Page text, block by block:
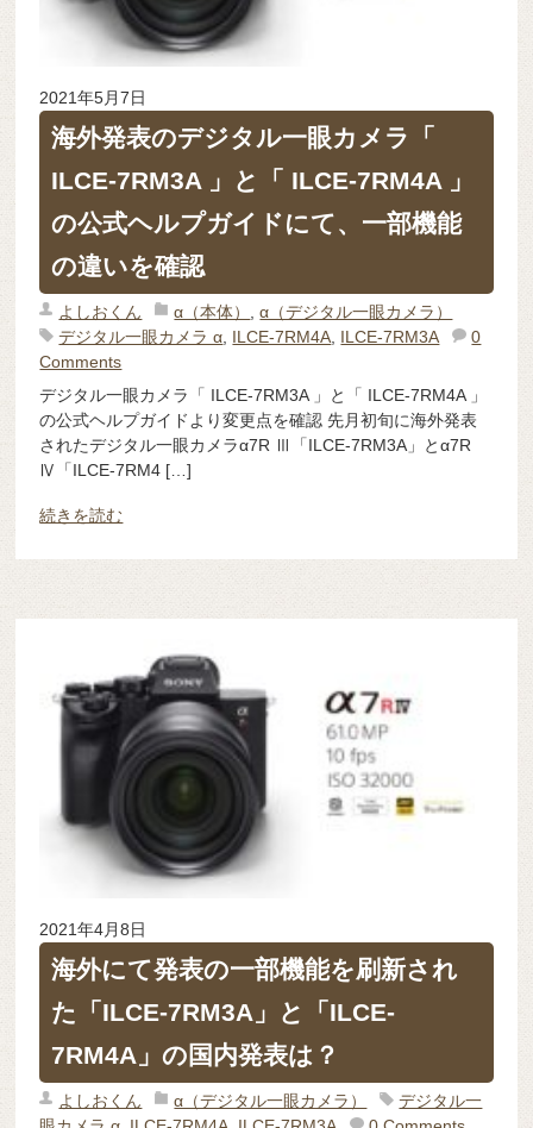
2021年5月7日
海外発表のデジタル一眼カメラ「
ILCE-7RM3A 」と「 ILCE-7RM4A 」
の公式ヘルプガイドにて、一部機能
の違いを確認
よしおくん α（本体） ,α（デジタル一眼カメラ）
デジタル一眼カメラ α ILCE-7RM4A ILCE-7RM3A
0
Comments
デジタル一眼カメラ「 ILCE-7RM3A 」と「 ILCE-7RM4A 」
の公式ヘルプガイドより変更点を確認 先月初旬に海外発表
されたデジタル一眼カメラα7R Ⅲ「ILCE-7RM3A」とα7R
Ⅳ「ILCE-7RM4 […]
続きを読む
2021年4月8日
海外にて発表の一部機能を刷新され
た「ILCE-7RM3A」と「ILCE-
7RM4A」の国内発表は？
よしおくん α（デジタル一眼カメラ）
デジタル一